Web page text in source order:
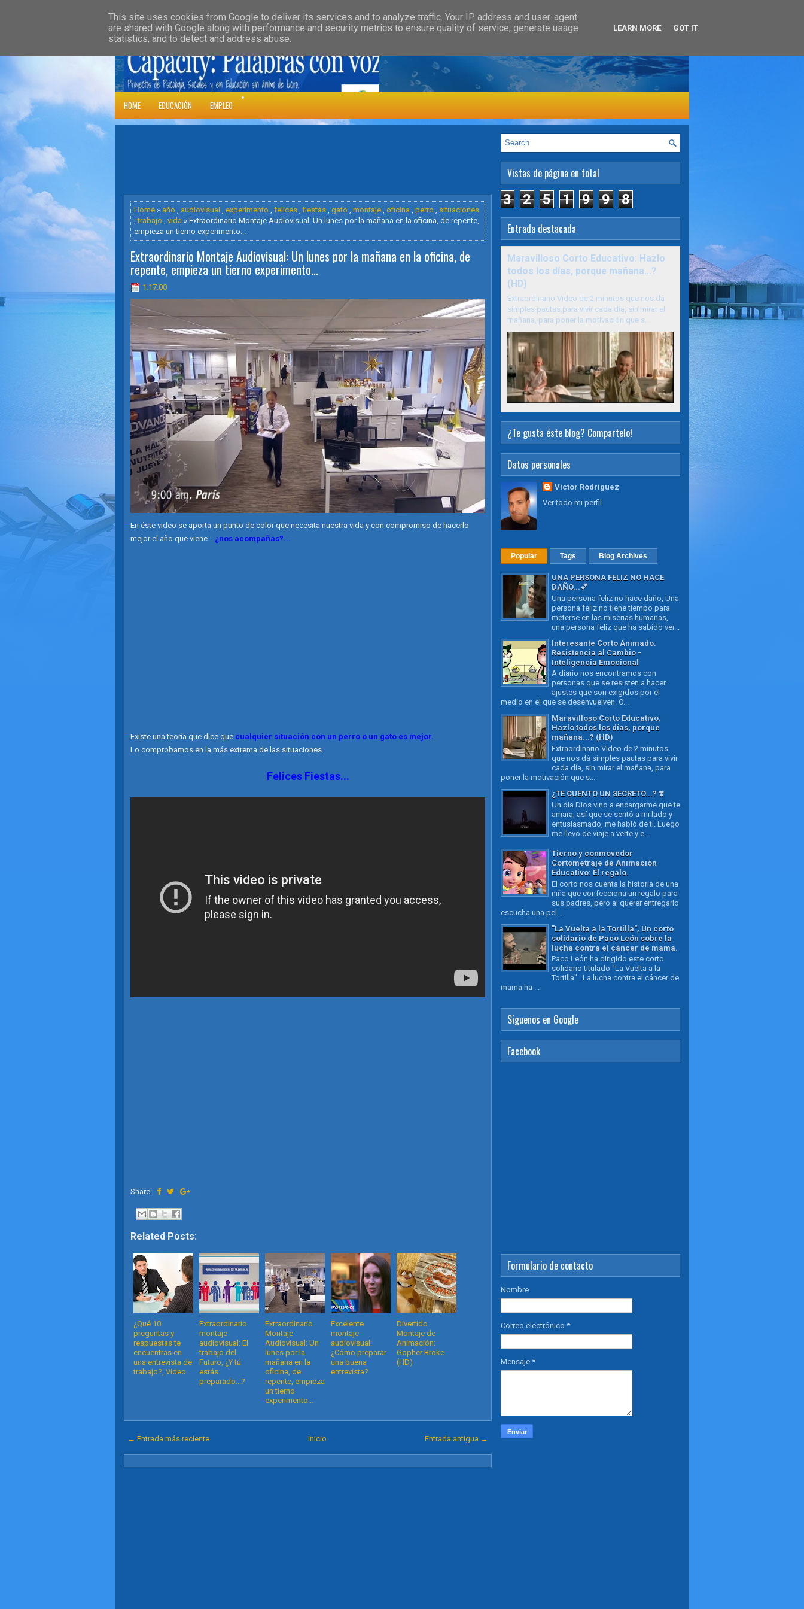
HOME DOWNLOADS » PARENT CATEGORY » FEATURED HEALTH »
HOME EDUCACIÓN EMPLEO
Home » año , audiovisual , experimento , felices ,fiestas , gato , montaje , oficina , perro , situaciones
,trabajo , vida » Extraordinario Montaje Audiovisual: Un lunes por la mañana en la oficina, de repente,
empieza un tierno experimento...
Extraordinario Montaje Audiovisual: Un lunes por la mañana en la oficina, de
repente, empieza un tierno experimento...
1:17:00
En éste video se aporta un punto de color que necesita nuestra vida y con compromiso de hacerlo
mejor el año que viene… ¿nos acompañas?...
Existe una teoría que dice que cualquier situación con un perro o un gato es mejor.
Lo comprobamos en la más extrema de las situaciones.
Felices Fiestas...
Share:
Related Posts:
¿Qué 10
preguntas y
respuestas te
encuentras en
una entrevista de
trabajo?, Video.
Extraordinario
montaje
audiovisual: El
trabajo del
Futuro, ¿Y tú
estás
preparado...?
Extraordinario
Montaje
Audiovisual: Un
lunes por la
mañana en la
oficina, de
repente, empieza
un tierno
experimento...
Excelente
montaje
audiovisual:
¿Cómo preparar
una buena
entrevista?
Divertido
Montaje de
Animación:
Gopher Broke
(HD)
← Entrada más reciente Entrada antigua →
Inicio
Vistas de página en total
3 2 5 1 9 9 8
Entrada destacada
Maravilloso Corto Educativo: Hazlo
todos los días, porque mañana...?
(HD)
Extraordinario Video de 2 minutos que nos dá
simples pautas para vivir cada día, sin mirar el
mañana, para poner la motivación que s...
¿Te gusta éste blog? Compartelo!
Datos personales
Victor Rodríguez
Ver todo mi perfil
Popular Tags Blog Archives
UNA PERSONA FELIZ NO HACE
DAÑO...💕
Una persona feliz no hace daño, Una
persona feliz no tiene tiempo para
meterse en las miserias humanas,
una persona feliz que ha sabido ver...
Interesante Corto Animado:
Resistencia al Cambio -
Inteligencia Emocional
A diario nos encontramos con
personas que se resisten a hacer
ajustes que son exigidos por el
medio en el que se desenvuelven. O...
Maravilloso Corto Educativo:
Hazlo todos los días, porque
mañana...? (HD)
Extraordinario Video de 2 minutos
que nos dá simples pautas para vivir
cada día, sin mirar el mañana, para
poner la motivación que s...
¿TE CUENTO UN SECRETO...? ❣️
Un día Dios vino a encargarme que te
amara, así que se sentó a mi lado y
entusiasmado, me habló de ti. Luego
me llevo de viaje a verte y e...
Tierno y conmovedor
Cortometraje de Animación
Educativo: El regalo.
El corto nos cuenta la historia de una
niña que confecciona un regalo para
sus padres, pero al querer entregarlo
escucha una pel...
"La Vuelta a la Tortilla", Un corto
solidario de Paco León sobre la
lucha contra el cáncer de mama.
Paco León ha dirigido este corto
solidario titulado "La Vuelta a la
Tortilla" . La lucha contra el cáncer de
mama ha ...
Siguenos en Google
Facebook
Formulario de contacto
Nombre
Correo electrónico *
Mensaje *
This site uses cookies from Google to deliver its services and to analyze traffic. Your IP address and user-agent
are shared with Google along with performance and security metrics to ensure quality of service, generate usage
statistics, and to detect and address abuse.
LEARN MORE GOT IT